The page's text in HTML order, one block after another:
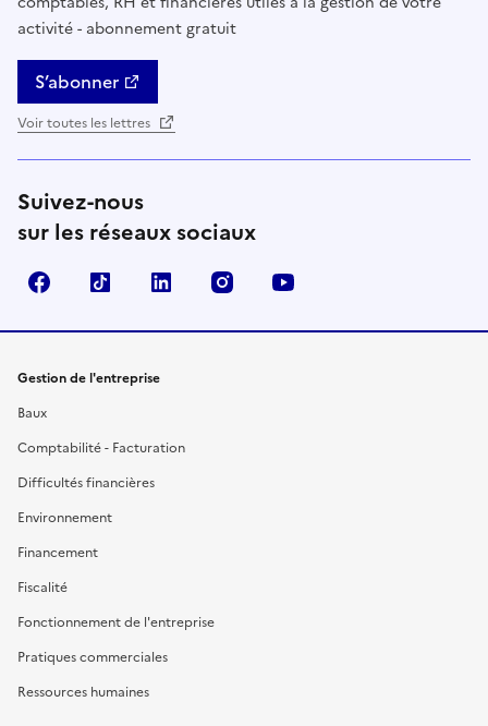
activité - abonnement gratuit
S’abonner
Voir toutes les lettres
Suivez-nous
sur les réseaux sociaux
FacebookTikTok Linkedin Instagram
Gestion de l'entreprise
Baux
Comptabilité - Facturation
Difficultés financières
Environnement
Financement
Fiscalité
Fonctionnement de l'entreprise
Pratiques commerciales
Ressources humaines